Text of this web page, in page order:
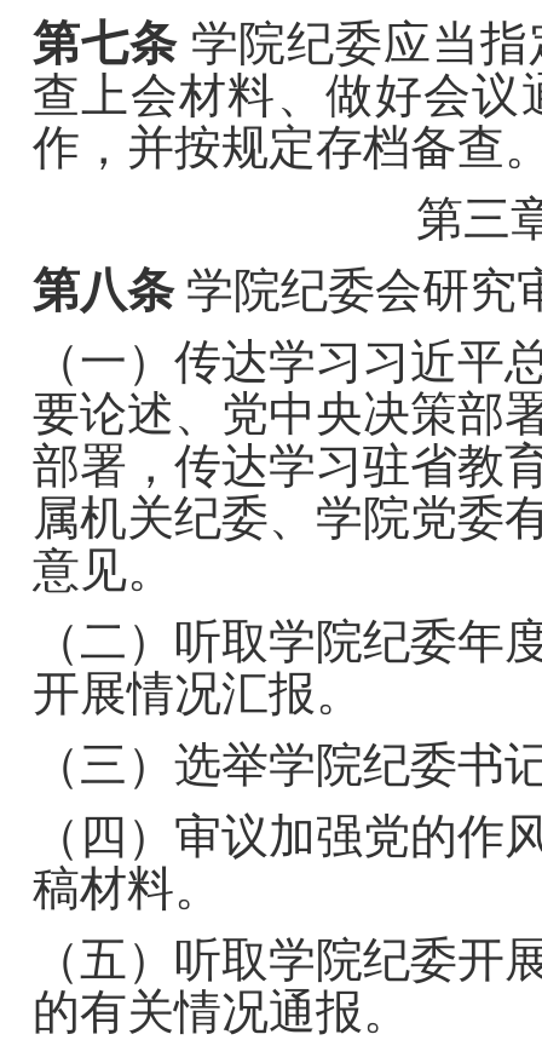
第七条 学院纪委应当
查上会材料、做好会
作，并按规定存档备查
第三
第八条 学院纪委会研究
（一）传达学习习近平
要论述、党中央决策部
部署，传达学习驻省教
属机关纪委、学院党委
意见。
（二）听取学院纪委年
开展情况汇报。
（三）选举学院纪委书
（四）审议加强党的作
稿材料。
（五）听取学院纪委开
的有关情况通报。